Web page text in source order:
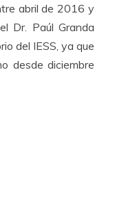
abril de 2016 y
Dr. Paúl Granda
del IESS, ya que
desde diciembre